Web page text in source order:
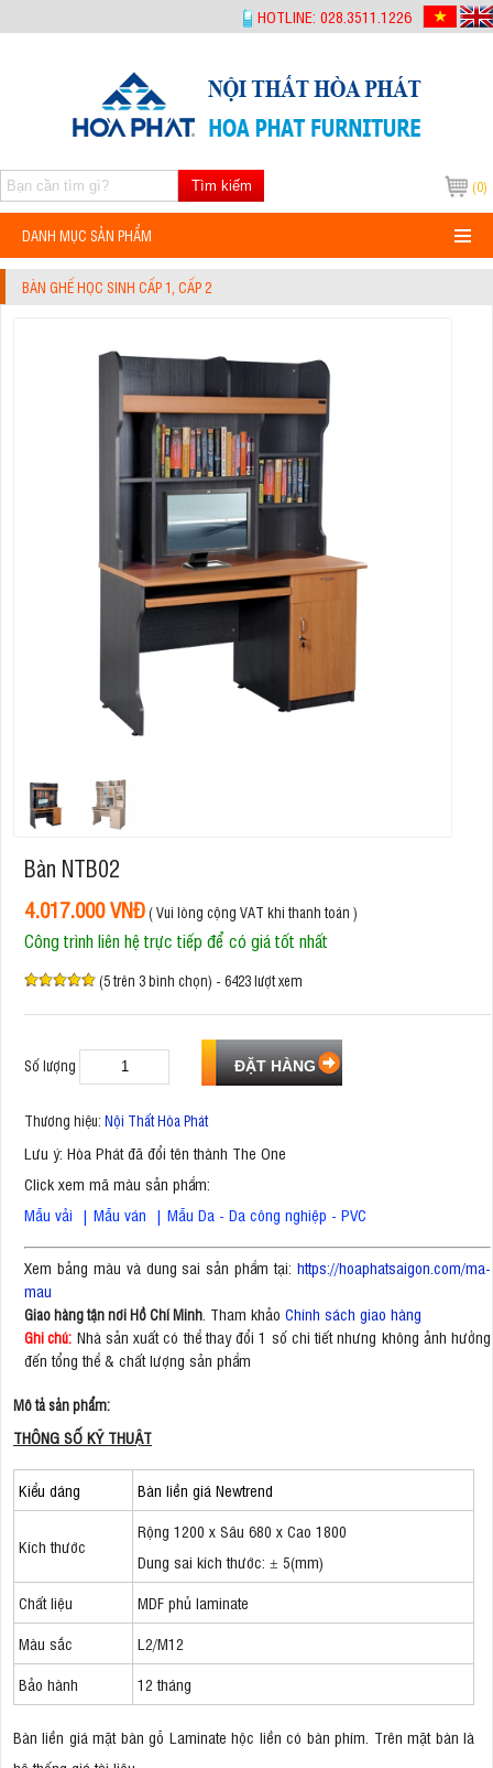
HOTLINE: 028.3511.1226
(0)
Tìm kiếm
DANH MỤC SẢN PHẨM
BÀN GHẾ HỌC SINH CẤP 1, CẤP 2
Bàn NTB02
4.017.000 VNĐ( Vui lòng cộng VAT khi thanh toán )
Công trình liên hệ trực tiếp để có giá tốt nhất
(5 trên 3 bình chọn) - 6423 lượt xem
Số lượng
Thương hiệu: Nội Thất Hòa Phát
Lưu ý: Hòa Phát đã đổi tên thành The One
Click xem mã màu sản phẩm:
Mẫu vải | Mẫu ván | Mẫu Da - Da công nghiệp - PVC
Xem bảng màu và dung sai sản phẩm tại: https://hoaphatsaigon.com/ma-
mau
Giao hàng tận nơi Hồ Chí Minh . Tham khảo Chính sách giao hàng
Ghi chú: Nhà sản xuất có thể thay đổi 1 số chi tiết nhưng không ảnh hưởng
đến tổng thể & chất lượng sản phẩm
Mô tả sản phẩm:
THÔNG SỐ KỸ THUẬT
Kiểu dáng Bàn liền giá Newtrend
Kích thước
Rộng 1200 x Sâu 680 x Cao 1800
Dung sai kích thước: ± 5(mm)
Chất liệu
MDF phủ laminate
Màu sắc
L2/M12
Bảo hành
12 tháng
Bàn liền giá mặt bàn gỗ Laminate hộc liền có bàn phím. Trên mặt bàn là